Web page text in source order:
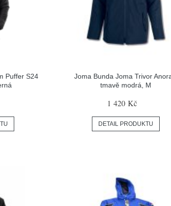
Puffer S24
Joma Bunda Joma Trivor
tmavě modrá, M
1 420 Kč
DETAIL PRODUKTU